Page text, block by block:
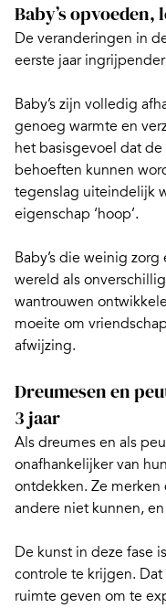
Baby’s
De veranderingen in
eerste jaar
Baby’s zijn volledig
genoeg warmte en
het basisgevoel dat
behoeften kunnen
tegenslag uiteindelijk
eigenschap ‘hoop’.
Baby’s die weinig
wereld als
wantrouwen
moeite om
afwijzing.
Dreumesen en
3 jaar
Als dreumes en als
onafhankelijker van
ontdekken. Ze
andere niet kunnen,
De kunst in deze fase
controle te krijgen.
ruimte geven om te